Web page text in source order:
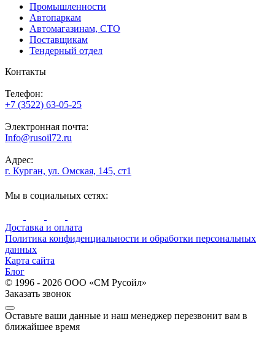
Промышленности
Автопаркам
Автомагазинам, СТО
Поставщикам
Тендерный отдел
Контакты
Телефон:
+7 (3522) 63-05-25
Электронная почта:
Info@rusoil72.ru
Адрес:
г. Курган, ул. Омская, 145, ст1
Мы в социальных сетях:
Доставка и оплата
Политика конфиденциальности и обработки персональных
данных
Карта сайта
Блог
© 1996 - 2026 ООО «СМ Русойл»
Заказать звонок
Оставьте ваши данные и наш менеджер перезвонит вам в
ближайшее время